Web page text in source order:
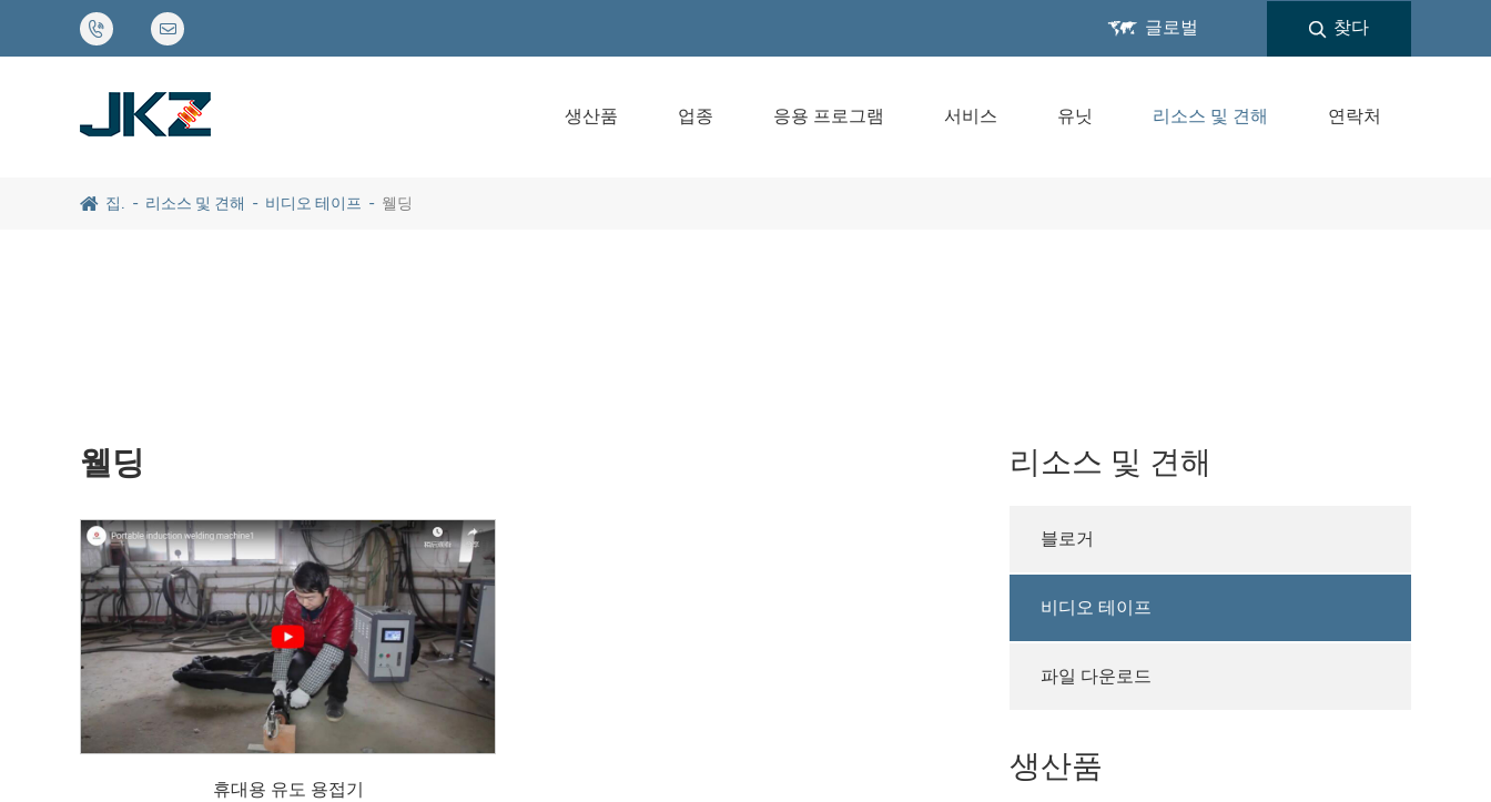
   글로벌 찾다
생산품 업종 응용 프로그램 서비스 유닛 리소스 및 견해 연락처
집. 리소스 및 견해 비디오 테이프 웰딩
웰딩
휴대용 유도 용접기
리소스 및 견해
블로거
비디오 테이프
파일 다운로드
생산품